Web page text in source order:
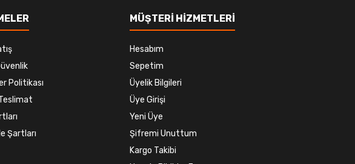
Politikası
Şartları
MÜŞTERİ HİZMETLERİ
Hesabım
Sepetim
Üyelik Bilgileri
Üye Girişi
Yeni Üye
Şifremi Unuttum
Kargo Takibi